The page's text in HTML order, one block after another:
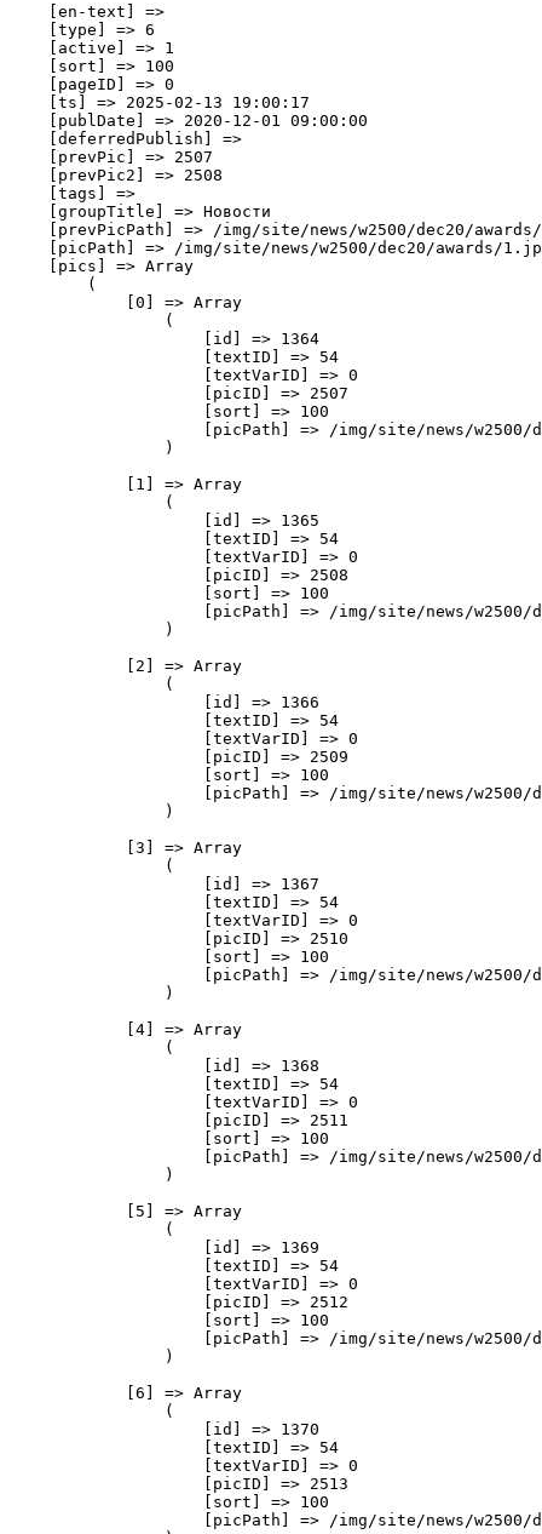
    [en-text] =>
    [type] => 6
    [active] => 1
    [sort] => 100
    [pageID] => 0
    [ts] => 2025-02-13 19:00:17
    [publDate] => 2020-12-01 09:00:00
    [deferredPublish] =>
    [prevPic] => 2507
    [prevPic2] => 2508
    [tags] =>
    [groupTitle] => Новости
[prevPicPath] => /img/site/news/w2500/dec20/
[picPath] => /img/site/news/w2500/dec20/awards/
    [pics] => Array
        (
            [0] => Array
                (
                    [id] => 1364
                    [textID] => 54
                    [textVarID] => 0
                    [picID] => 2507
                    [sort] => 100
[picPath] => /img/site/news/w2500/
                )
            [1] => Array
                (
                    [id] => 1365
                    [textID] => 54
                    [textVarID] => 0
                    [picID] => 2508
                    [sort] => 100
[picPath] => /img/site/news/w2500/
                )
            [2] => Array
                (
                    [id] => 1366
                    [textID] => 54
                    [textVarID] => 0
                    [picID] => 2509
                    [sort] => 100
[picPath] => /img/site/news/w2500/
                )
            [3] => Array
                (
                    [id] => 1367
                    [textID] => 54
                    [textVarID] => 0
                    [picID] => 2510
                    [sort] => 100
[picPath] => /img/site/news/w2500/
                )
            [4] => Array
                (
                    [id] => 1368
                    [textID] => 54
                    [textVarID] => 0
                    [picID] => 2511
                    [sort] => 100
[picPath] => /img/site/news/w2500/
                )
            [5] => Array
                (
                    [id] => 1369
                    [textID] => 54
                    [textVarID] => 0
                    [picID] => 2512
                    [sort] => 100
[picPath] => /img/site/news/w2500/
                )
            [6] => Array
                (
                    [id] => 1370
                    [textID] => 54
                    [textVarID] => 0
                    [picID] => 2513
                    [sort] => 100
[picPath] => /img/site/news/w2500/